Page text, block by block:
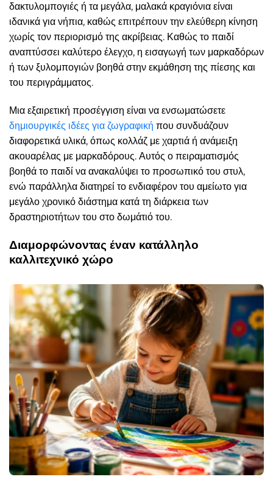
δακτυλομπογιές ή τα μεγάλα, μαλακά κραγιόνια είναι
ιδανικά για νήπια, καθώς επιτρέπουν την ελεύθερη κίνηση
χωρίς τον περιορισμό της ακρίβειας. Καθώς το παιδί
αναπτύσσει καλύτερο έλεγχο, η εισαγωγή των μαρκαδόρων
ή των ξυλομπογιών βοηθά στην εκμάθηση της πίεσης και
του περιγράμματος.
Μια εξαιρετική προσέγγιση είναι να ενσωματώσετε
δημιουργικές ιδέες για ζωγραφική που συνδυάζουν
διαφορετικά υλικά, όπως κολλάζ με χαρτιά ή ανάμειξη
ακουαρέλας με μαρκαδόρους. Αυτός ο πειραματισμός
βοηθά το παιδί να ανακαλύψει το προσωπικό του στυλ,
ενώ παράλληλα διατηρεί το ενδιαφέρον του αμείωτο για
μεγάλο χρονικό διάστημα κατά τη διάρκεια των
δραστηριοτήτων του στο δωμάτιό του.
Διαμορφώνοντας έναν κατάλληλο
καλλιτεχνικό χώρο